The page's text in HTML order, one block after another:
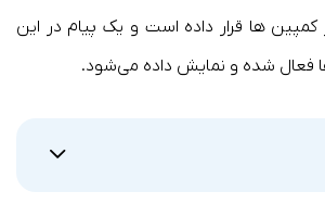
کمپین ها قرار داده است و یک پیام در این
فعال شده و نمایش داده می‌شود.